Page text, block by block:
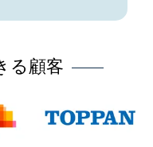
る顧客